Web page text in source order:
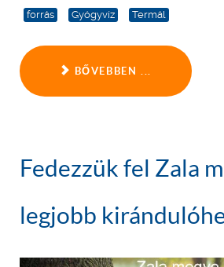
forrás Gyógyvíz Termál
BŐVEBBEN ...
Fedezzük fel Zala
legjobb